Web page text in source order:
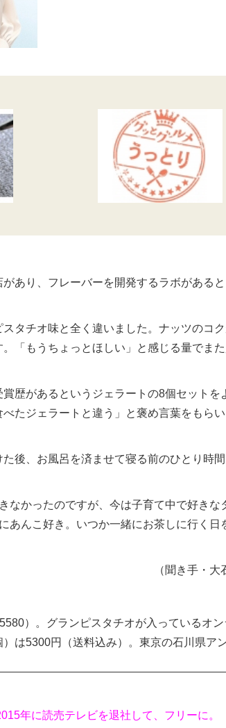
あり、フレーバーを開発するラボがある
タチオ味と全く違いました。ナッツのコ
「もうちょっとほしい」と感じる量でま
歴があるというジェラートの8個セットを
たジェラートと違う」と褒め言葉をもら
後、お風呂を済ませて寝る前のひとり時
かったのですが、今は子育て中で好きな
あんこ好き。いつか一緒にお茶しに行く日
（聞き手・大
）。グランピスタチオが入っているオン
は5300円（送料込み）。東京の石川県ア
年に読売テレビを退社して、フリーに。